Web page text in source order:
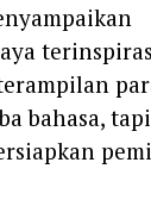
bahasa,